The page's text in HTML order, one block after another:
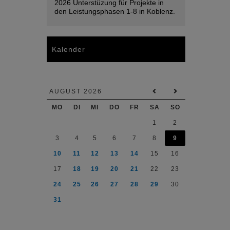
2026 Unterstüzung für Projekte in
den Leistungsphasen 1-8 in Koblenz.
Kalender
AUGUST 2026
MO DI MI DO FR SA SO
1 2
3 4 5 6 7 8 9
10 11 12 13 14 15 16
17 18 19 20 21 22 23
24 25 26 27 28 29 30
31